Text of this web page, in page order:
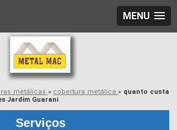
MENU
metálicas » cobertura metálica» quanto custa
Jardim Guarani
Serviços